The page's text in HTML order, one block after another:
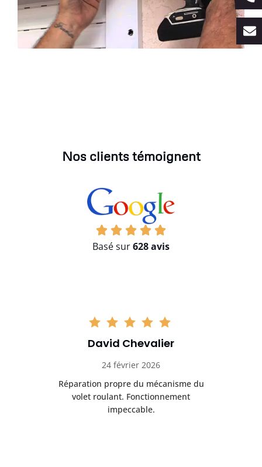
Nos clients témoignent
Basé sur628 avis
David Chevalier
24 février 2026
Réparation propre du mécanisme du
volet roulant. Fonctionnement
impeccable.